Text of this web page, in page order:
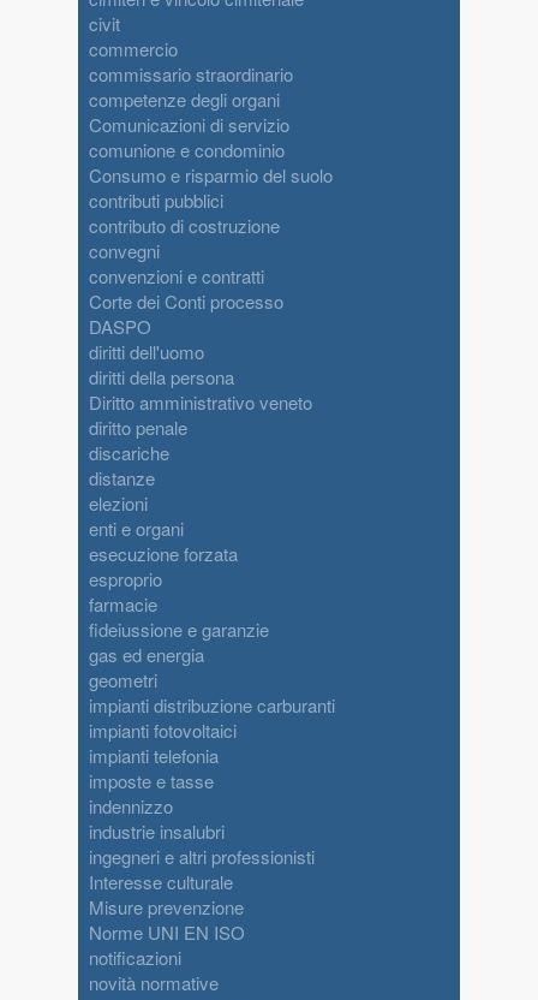
civit
commercio
commissario straordinario
competenze degli organi
Comunicazioni di servizio
comunione e condominio
Consumo e risparmio del suolo
contributi pubblici
contributo di costruzione
convegni
convenzioni e contratti
Corte dei Conti processo
DASPO
diritti dell'uomo
diritti della persona
Diritto amministrativo veneto
diritto penale
discariche
distanze
elezioni
enti e organi
esecuzione forzata
esproprio
farmacie
fideiussione e garanzie
gas ed energia
geometri
impianti distribuzione carburanti
impianti fotovoltaici
impianti telefonia
imposte e tasse
indennizzo
industrie insalubri
ingegneri e altri professionisti
Interesse culturale
Misure prevenzione
Norme UNI EN ISO
notificazioni
novità normative